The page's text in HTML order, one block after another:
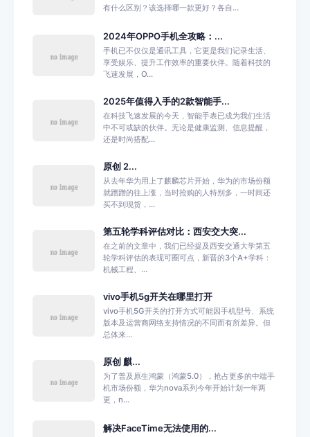
有什么区别？该选择哪一款更好？各自...
2024年OPPO手机全攻略：...
手机已不仅仅是通讯工具，它更是我们记录生活、
享受娱乐、提升工作效率的重要伙伴。随着科技的
飞速发展，O...
2025年值得入手的2款智能手...
在科技飞速发展的今天，智能手表已成为我们生活
中不可或缺的伙伴。无论是健康监测、信息提醒，
还是时尚搭配...
原创 2...
从去年华为用上了麒麟芯片开始，华为的市场份额
就蹭蹭的往上涨，当时抢购的人特别多，一时间还
买不到现货，...
第五轮学科评估对比：西安交大突...
在之前的文章中，我们已经提及西安交通大学第五
轮学科评估的表现可圈可点，新晋的3个A+学科：
机械工程、...
vivo手机5g开关在哪里打开
vivo手机5G开关的打开方式可能因手机型号、系统
版本及运营商网络支持情况的不同而有所差异。但
总体来...
原创 麒...
为了普及原生鸿蒙（鸿蒙5.0），抢占更多的中端手
机市场份额，华为nova系列今年开始计划一年两
更，n...
解决FaceTime无法使用的...